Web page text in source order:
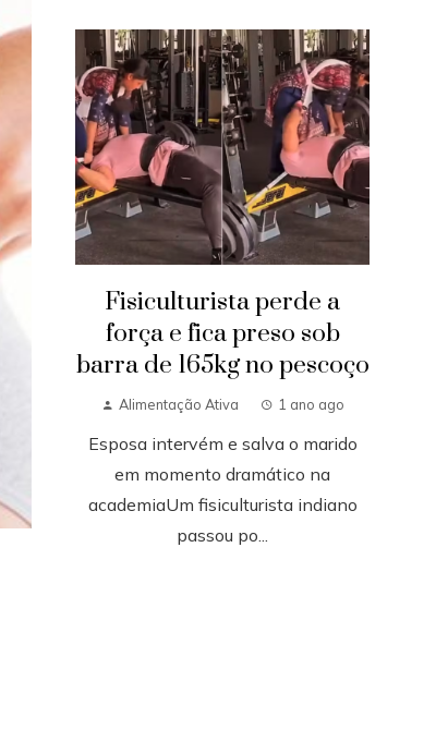
Fisiculturista perde a
força e fica preso sob
barra de 165kg no pescoço
Alimentação Ativa 1 ano ago
Esposa intervém e salva o marido
em momento dramático na
academiaUm fisiculturista indiano
passou po...